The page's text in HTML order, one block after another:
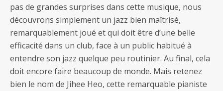
pas de grandes surprises dans cette musique, nous
découvrons simplement un jazz bien maîtrisé,
remarquablement joué et qui doit être d’une belle
efficacité dans un club, face à un public habitué à
entendre son jazz quelque peu routinier. Au final, cela
doit encore faire beaucoup de monde. Mais retenez
bien le nom de Jihee Heo, cette remarquable pianiste